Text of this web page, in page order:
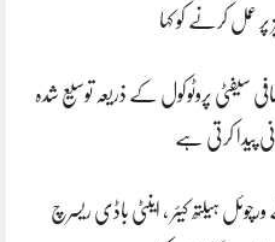
پر عمل کرنے کو کہا
اضافی سیفٹی پروٹوکول کے ذریعہ توسیع شدہ
پیدا کرتی ہے
ہیلتھ کیئر ، اینٹی باڈی ریسرچ